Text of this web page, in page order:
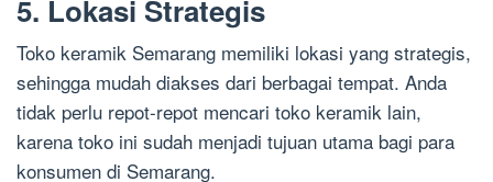
5. Lokasi Strategis
Toko keramik Semarang memiliki lokasi yang strategis,
sehingga mudah diakses dari berbagai tempat. Anda
tidak perlu repot-repot mencari toko keramik lain,
karena toko ini sudah menjadi tujuan utama bagi para
konsumen di Semarang.